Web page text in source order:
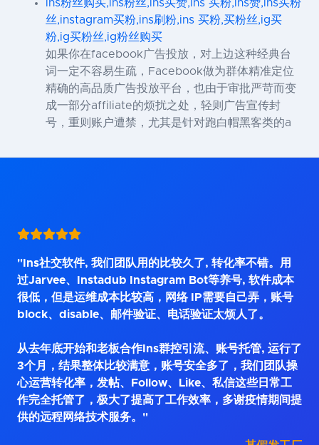
ins粉丝购买,ins粉丝,ins买赞,ins 买粉,ins赞,ins买粉
丝,instagram买粉,ins刷粉,ins 买粉,买粉丝,ig买
粉,ig买粉丝,ig粉丝购买
如果你在facebook广告投放，对上边这种经典台
词一定不容易生疏，Facebook做为群体精准定位
精确的高品质广告投放平台，也由于审批严苛而变
成一部分affiliate的烦扰之处，轻则广告宣传封
号，重则账户遭禁，尤其是针对跑白帽黑客类的a
"Ins社交软件, 我们团队用的比较久了, 转化率不错。用
过Jarvee、Instadub Instagram Bot等养号, 软件成本
很低，但是运维成本比较高，网络 IP需要自己弄，账号
block、disable、邮件验证、电话验证太烦人了。
从去年底开始和老板合作Ins群控引流、账号托管, 运行了
3个月，结果整体比较满意，账号安全多了，我们团队操
心运营转化率，发帖、Follow、Like、私信这些日常工
作完全托管了，极大了提高了工作效率，多谢疫情期间提
供的远程网络技术服务。"